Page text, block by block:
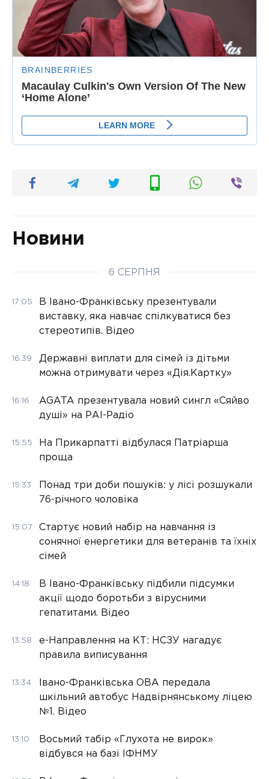
Новини
6 СЕРПНЯ
17:05
В Івано-Франківську презентували
виставку, яка навчає спілкуватися без
стереотипів. Відео
16:39
Державні виплати для сімей із дітьми
можна отримувати через «Дія.Картку»
16:16
AGATA презентувала новий сингл «Сяйво
душі» на РАІ-Радіо
15:55
На Прикарпатті відбулася Патріарша
проща
15:33
Понад три доби пошуків: у лісі розшукали
76-річного чоловіка
15:07
Стартує новий набір на навчання із
сонячної енергетики для ветеранів та їхніх
сімей
14:18
В Івано-Франківську підбили підсумки
акції щодо боротьби з вірусними
гепатитами. Відео
13:58
е-Направлення на КТ: НСЗУ нагадує
правила виписування
13:34
Івано-Франківська ОВА передала
шкільний автобус Надвірнянському ліцею
№1. Відео
13:10
Восьмий табір «Глухота не вирок»
відбувся на базі ІФНМУ